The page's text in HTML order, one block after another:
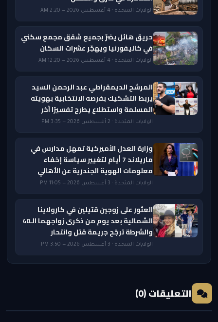
الولايات المتحدة · 4 أغسطس 2026 — 2:20 AM
حريق هائل يضرّ بجميع شقق مجمع سكني
في كاليفورنيا ويهجّر عشرات السكان
الولايات المتحدة · 4 أغسطس 2026 — 12:20 AM
المرشح الديمقراطي عبد الرحمن السيد
يربط التشكيك بفرصه الانتخابية بهويته
المسلمة واستطلاع يطرح تفسيرًا آخر
الولايات المتحدة · 2 أغسطس 2026 — 3:35 PM
وزارة العدل الأميركية تمهل مدارس في
ماريلاند 7 أيام لتغيير سياسة إخفاء
معلومات الهوية الجندرية عن الأهالي
الولايات المتحدة · 3 أغسطس 2026 — 11:05 PM
العثور على زوجين قتيلين في كارولاينا
الشمالية بعد يوم من ذكرى زواجهما الـ40
والشرطة ترجّح جريمة قتل وانتحار
الولايات المتحدة · 3 أغسطس 2026 — 3:50 PM
التعليقات (0)